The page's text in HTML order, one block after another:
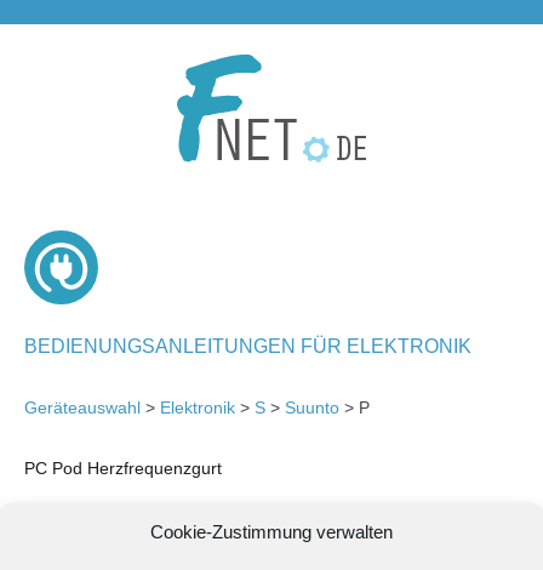
Cookie-Zustimmung verwalten
BEDIENUNGSANLEITUNGEN FÜR ELEKTRONIK
Geräteauswahl > Elektronik > S > Suunto > P
PC Pod Herzfrequenzgurt